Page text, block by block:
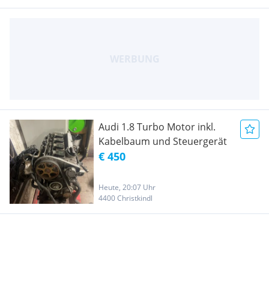
Audi 1.8 Turbo Motor inkl.
Kabelbaum und Steuergerät
€ 450
Heute, 20:07 Uhr
4400 Christkindl